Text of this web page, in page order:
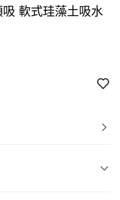
吸 軟式珪藻土吸水